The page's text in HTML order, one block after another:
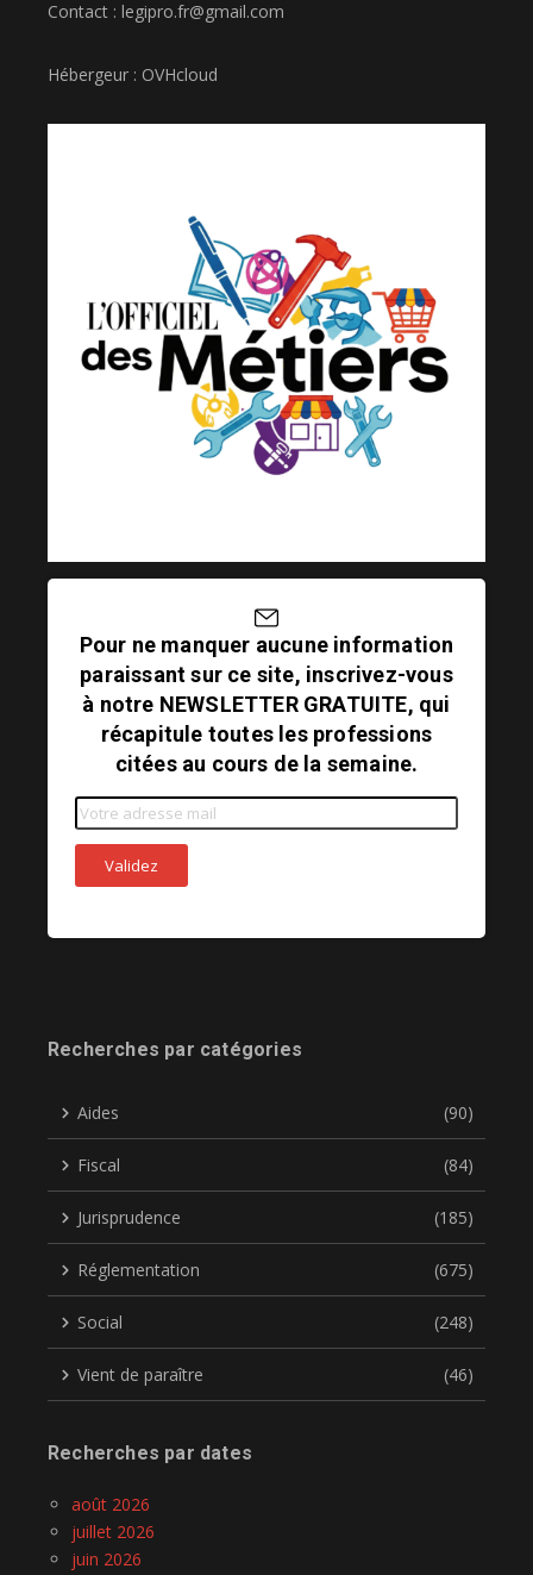
Contact : legipro.fr@gmail.com
Hébergeur : OVHcloud
Pour ne manquer aucune information
paraissant sur ce site, inscrivez-vous
à notre NEWSLETTER GRATUITE, qui
récapitule toutes les professions
citées au cours de la semaine.
Recherches par catégories
Aides (90)
Fiscal (84)
Jurisprudence (185)
Réglementation (675)
Social (248)
Vient de paraître (46)
Recherches par dates
août 2026
juillet 2026
juin 2026